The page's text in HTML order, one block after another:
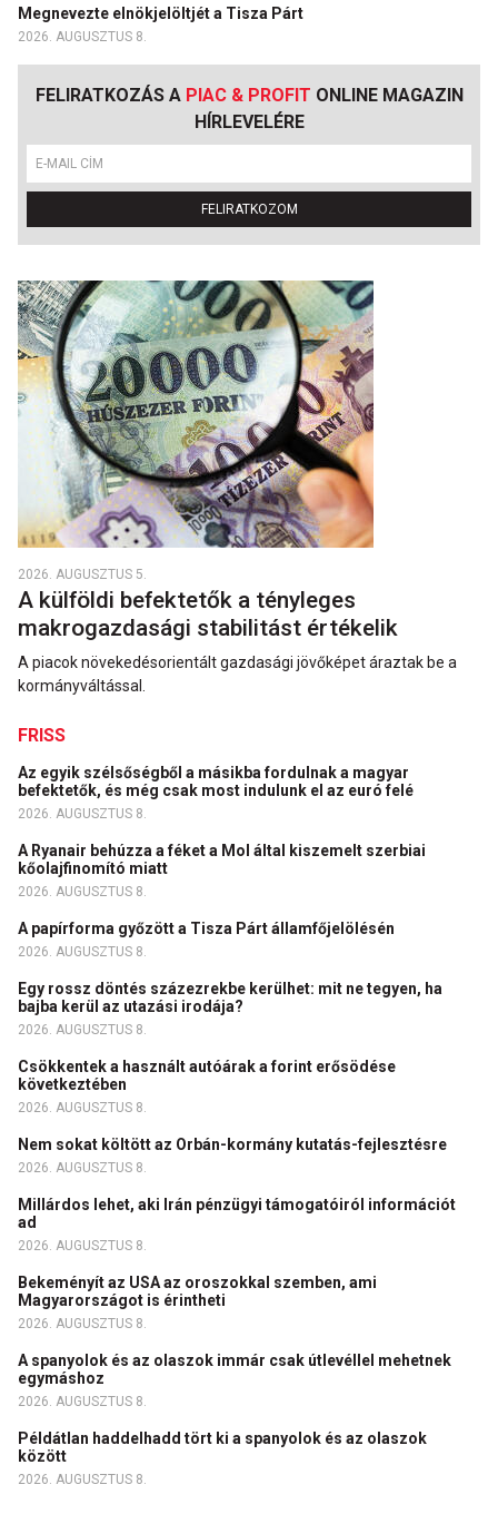
Megnevezte elnökjelöltjét a Tisza Párt
2026. AUGUSZTUS 8.
FELIRATKOZÁS A PIAC & PROFIT ONLINE MAGAZIN
HÍRLEVELÉRE
FELIRATKOZOM
2026. AUGUSZTUS 5.
A külföldi befektetők a tényleges
makrogazdasági stabilitást értékelik
A piacok növekedésorientált gazdasági jövőképet áraztak be a
kormányváltással.
FRISS
Az egyik szélsőségből a másikba fordulnak a magyar
befektetők, és még csak most indulunk el az euró felé
2026. AUGUSZTUS 8.
A Ryanair behúzza a féket a Mol által kiszemelt szerbiai
kőolajfinomító miatt
2026. AUGUSZTUS 8.
A papírforma győzött a Tisza Párt államfőjelölésén
2026. AUGUSZTUS 8.
Egy rossz döntés százezrekbe kerülhet: mit ne tegyen, ha
bajba kerül az utazási irodája?
2026. AUGUSZTUS 8.
Csökkentek a használt autóárak a forint erősödése
következtében
2026. AUGUSZTUS 8.
Nem sokat költött az Orbán-kormány kutatás-fejlesztésre
2026. AUGUSZTUS 8.
Millárdos lehet, aki Irán pénzügyi támogatóiról információt
ad
2026. AUGUSZTUS 8.
Bekeményít az USA az oroszokkal szemben, ami
Magyarországot is érintheti
2026. AUGUSZTUS 8.
A spanyolok és az olaszok immár csak útlevéllel mehetnek
egymáshoz
2026. AUGUSZTUS 8.
Példátlan haddelhadd tört ki a spanyolok és az olaszok
között
2026. AUGUSZTUS 8.